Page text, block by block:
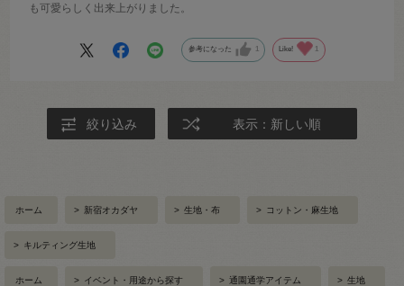
も可愛らしく出来上がりました。
参考になった 1 Like! 1
絞り込み 表示：新しい順
ホーム > 新宿オカダヤ > 生地・布 > コットン・麻生地
> キルティング生地
ホーム > イベント・用途から探す > 通園通学アイテム > 生地